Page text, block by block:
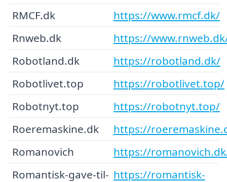
RMCF.dk
https://www.rmcf.dk/
Rnweb.dk
https://
Robotland.dk
https://robotland.dk/
Robotlivet.top
https://robotlivet.top/
Robotnyt.top
https://robotnyt.top/
Roeremaskine.dk
https://
Romanovich
https://
Romantisk-gave-til- https://romantisk-